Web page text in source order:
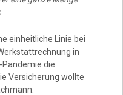
einheitliche Linie bei
in
die
Versicherung wollte